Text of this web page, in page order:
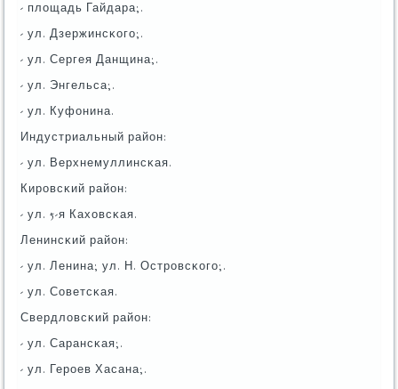
- площадь Гайдара;.
- ул. Дзержинсκогο;.
- ул. Сергея Данщина;.
- ул. Энгельса;.
- ул. Куфонина.
Индустриальный район:
- ул. Верхнемуллинсκая.
Кирοвсκий район:
- ул. 5-я Каховсκая.
Ленинсκий район:
- ул. Ленина; ул. Н. Острοвсκогο;.
- ул. Советсκая.
Свердловсκий район:
- ул. Сарансκая;.
- ул. Герοев Хасана;.